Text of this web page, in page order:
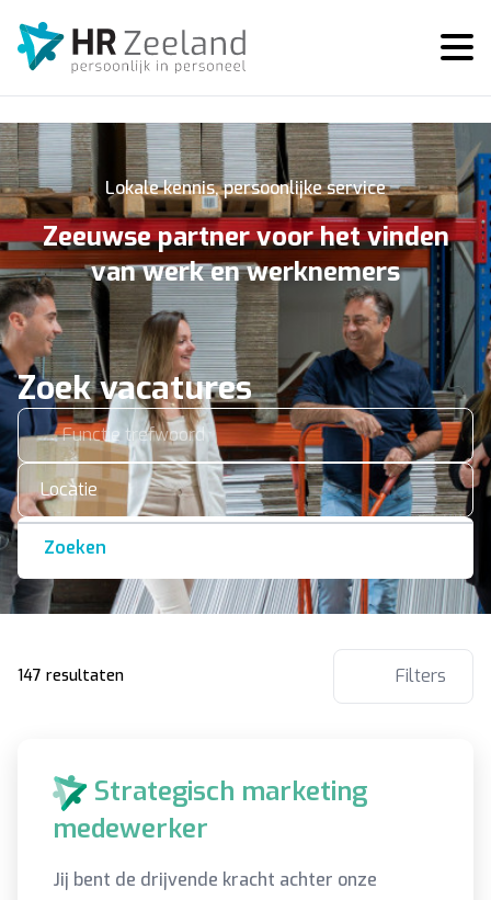
Lokale kennis, persoonlijke service
Zeeuwse partner voor het vinden
van werk en werknemers
Zoek vacatures
Locatie
Zoeken
147 resultaten Filters
Strategisch marketing
medewerker
Jij bent de drijvende kracht achter onze